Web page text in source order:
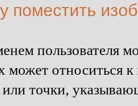
поместить
пользователя
может относиться
или точки,